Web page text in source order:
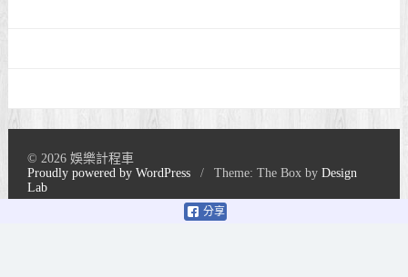
分享
© 2026 娛樂計程車
Proudly powered by WordPress
/ Theme: The Box byDesign
Lab